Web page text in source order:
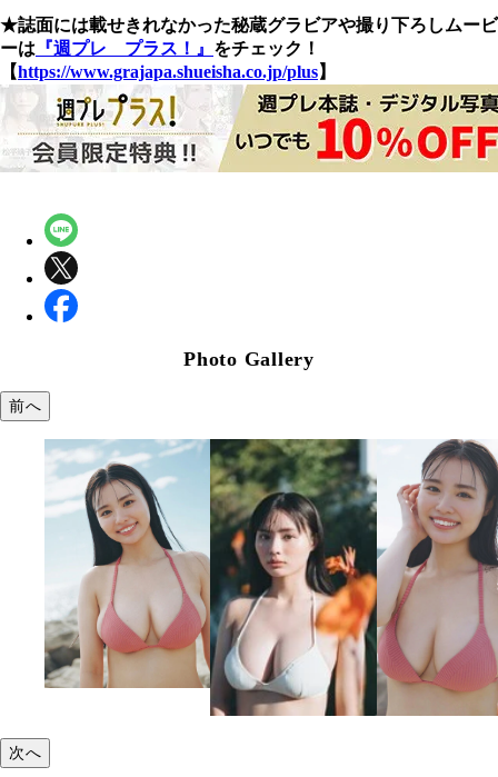
★誌面には載せきれなかった秘蔵グラビアや撮り下ろしムービ
ーは 『週プレ プラス！』 をチェック！
【https://www.grajapa.shueisha.co.jp/plus】
Photo Gallery
前へ
次へ